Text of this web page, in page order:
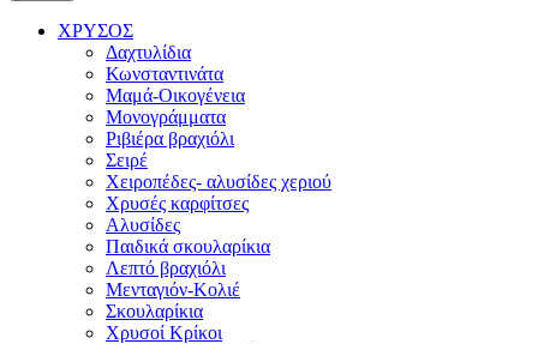
ΧΡΥΣΟΣ
Δαχτυλίδια
Κωνσταντινάτα
Μαμά-Οικογένεια
Μονογράμματα
Ριβιέρα βραχιόλι
Σειρέ
Χειροπέδες- αλυσίδες χεριού
Χρυσές καρφίτσες
Αλυσίδες
Παιδικά σκουλαρίκια
Λεπτό βραχιόλι
Μενταγιόν-Κολιέ
Σκουλαρίκια
Χρυσοί Κρίκοι